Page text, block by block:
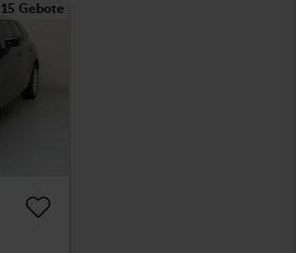
15 Gebote